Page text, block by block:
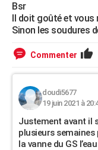
FORUM
Bsr
Il doit goûté et vous
Sinon les soudures
Commenter
doudi5677
19 juin 2021 à
Justement avant il
plusieurs semaines
la vanne du GS